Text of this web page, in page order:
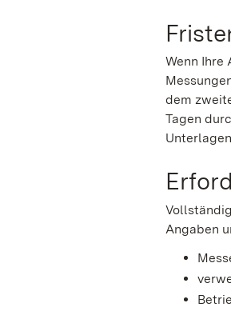
Wenn
dem
Tagen
Angaben